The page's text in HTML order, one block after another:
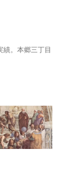
。本郷三丁目